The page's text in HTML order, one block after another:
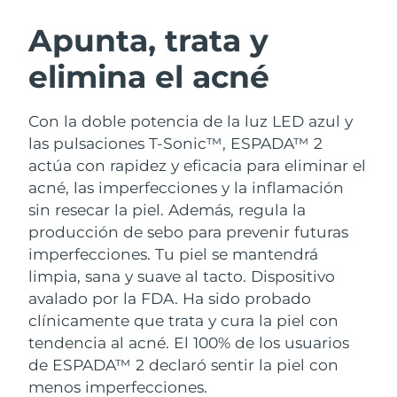
Apunta, trata y
elimina el acné
Con la doble potencia de la luz LED azul y
las pulsaciones T-Sonic™, ESPADA™ 2
actúa con rapidez y eficacia para eliminar el
acné, las imperfecciones y la inflamación
sin resecar la piel. Además, regula la
producción de sebo para prevenir futuras
imperfecciones. Tu piel se mantendrá
limpia, sana y suave al tacto. Dispositivo
avalado por la FDA. Ha sido probado
clínicamente que trata y cura la piel con
tendencia al acné. El 100% de los usuarios
de ESPADA™ 2 declaró sentir la piel con
menos imperfecciones.
LUNA™ 4 pack
Anti-aging massage
LUNA™ 4 Plus
Massage, LED heating
LUNA™ 4 Men
For men, anti-aging massage
BEAR™ 2 pack
Microcurrent toning
BEAR™ 2 go
Microcurrent toning on-the-go
BEAR™ 2 eyes & lips
Microcurrent line smoothing device
Hidratación
UFO™ 3 pack
Deep facial hydration
UFO™ 3 LED
Near-infrared and red light therapy
device
Cuidado bucal
issa™ 4
Hybrid silicone sonic toothbrush
issa™ 4 plus
Smart hybrid silicone sonic toothbrush
TRATAMIENTO ANTIEDAD FAQ™
Antiedad Tratamientos LED
NEW
Austria Entrega prevista
Baréin Entrega prevista
Bélgica
Bermudas Entrega prevista 14/08/2026
Bosnia y Herzegovina Entrega prevista11/08/2026
Brunéi Entrega prevista13/08/2026
Bulgaria Entrega prevista08/08/2026
Canadá Entrega prevista12/08/2026
Chile Entrega prevista12/08/2026